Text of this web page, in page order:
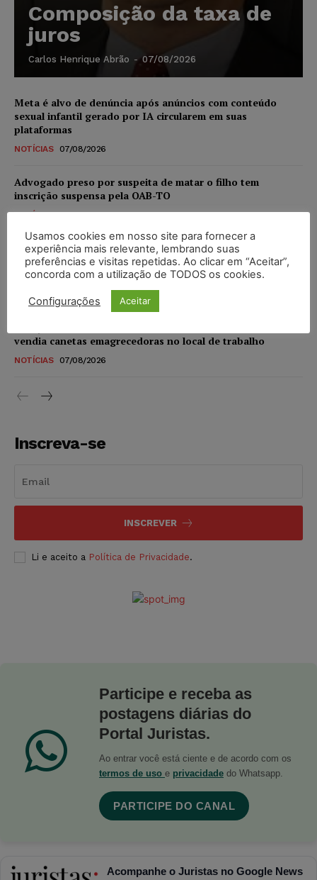
Composição da taxa de
juros
Carlos Henrique Abrão - 07/08/2026
Meta é alvo de denúncia após anúncios com conteúdo
sexual infantil gerado por IA circularem em suas
plataformas
NOTÍCIAS 07/08/2026
Advogado preso por suspeita de matar o filho tem
inscrição suspensa pela OAB-TO
NOTÍCIAS 07/08/2026
STF amplia isenção de IBS e CBS na compra de veículos
novos para pessoas com deficiência e autistas de todos os
níveis
vendia canetas emagrecedoras no local de trabalho
NOTÍCIAS 07/08/2026
Inscreva-se
INSCREVER
Li e aceito a Política de Privacidade.
Participe e receba as
postagens diárias do
Portal Juristas.
Ao entrar você está ciente e de acordo com os
termos de uso e privacidade do Whatsapp.
PARTICIPE DO CANAL
Acompanhe o Juristas no Google News
Usamos cookies em nosso site para fornecer a
experiência mais relevante, lembrando suas
preferências e visitas repetidas. Ao clicar em “Aceitar”,
concorda com a utilização de TODOS os cookies.
Configurações Aceitar